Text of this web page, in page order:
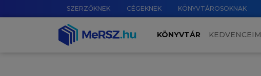
SZERZŐKNEK CÉGEKNEK KÖNYVTÁROSOKNAK
KÖNYVTÁR KEDVENCEIM